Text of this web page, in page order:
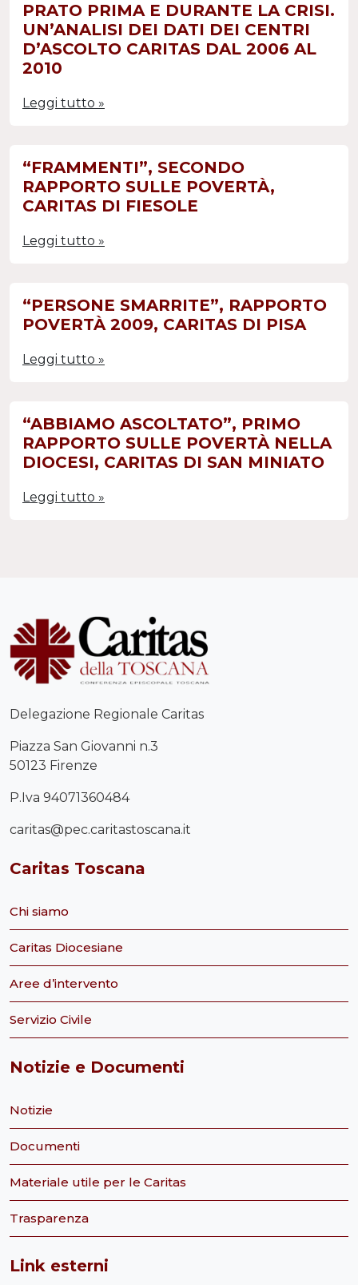
PRATO PRIMA E DURANTE LA CRISI.
UN’ANALISI DEI DATI DEI CENTRI
D’ASCOLTO CARITAS DAL 2006 AL
2010
Leggi tutto »
“FRAMMENTI”, SECONDO
RAPPORTO SULLE POVERTÀ,
CARITAS DI FIESOLE
Leggi tutto »
“PERSONE SMARRITE”, RAPPORTO
POVERTÀ 2009, CARITAS DI PISA
Leggi tutto »
“ABBIAMO ASCOLTATO”, PRIMO
RAPPORTO SULLE POVERTÀ NELLA
DIOCESI, CARITAS DI SAN MINIATO
Leggi tutto »
Delegazione Regionale Caritas
Piazza San Giovanni n.3
50123 Firenze
P.Iva 94071360484
caritas@pec.caritastoscana.it
Caritas Toscana
Chi siamo
Caritas Diocesiane
Aree d’intervento
Servizio Civile
Notizie e Documenti
Notizie
Documenti
Materiale utile per le Caritas
Trasparenza
Link esterni